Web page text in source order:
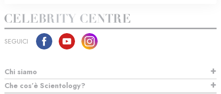
SEGUICI
Chi siamo
Che cos’è Scientology?